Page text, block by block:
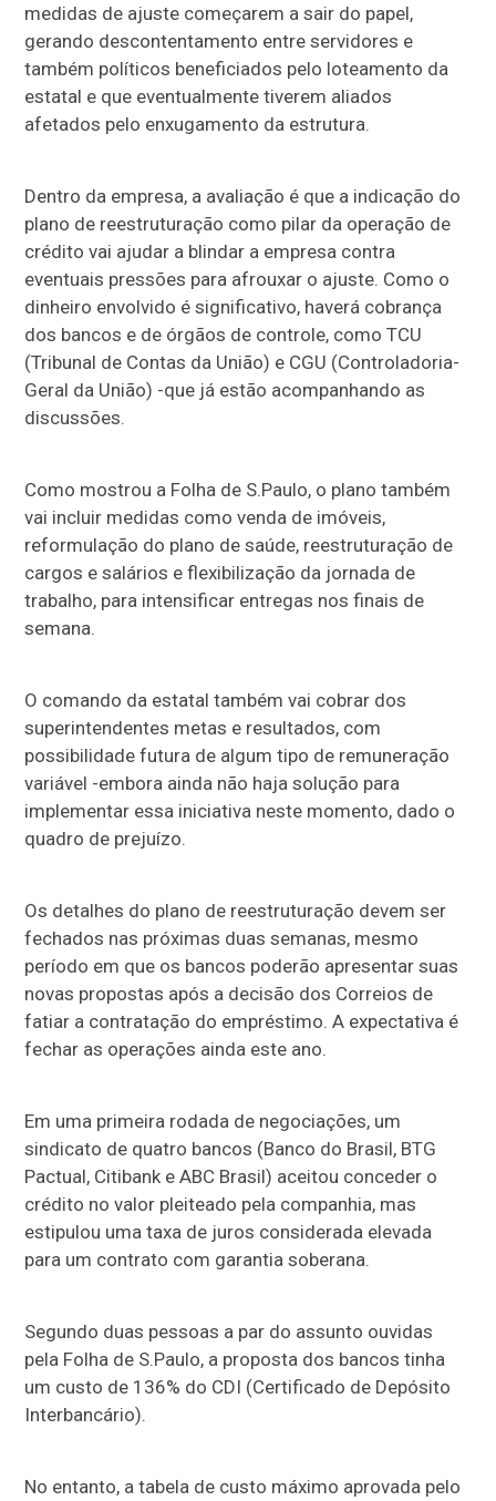
medidas de ajuste começarem a sair do papel,
gerando descontentamento entre servidores e
também políticos beneficiados pelo loteamento da
estatal e que eventualmente tiverem aliados
afetados pelo enxugamento da estrutura.
Dentro da empresa, a avaliação é que a indicação do
plano de reestruturação como pilar da operação de
crédito vai ajudar a blindar a empresa contra
eventuais pressões para afrouxar o ajuste. Como o
dinheiro envolvido é significativo, haverá cobrança
dos bancos e de órgãos de controle, como TCU
(Tribunal de Contas da União) e CGU (Controladoria-
Geral da União) -que já estão acompanhando as
discussões.
Como mostrou a Folha de S.Paulo, o plano também
vai incluir medidas como venda de imóveis,
reformulação do plano de saúde, reestruturação de
cargos e salários e flexibilização da jornada de
trabalho, para intensificar entregas nos finais de
semana.
O comando da estatal também vai cobrar dos
superintendentes metas e resultados, com
possibilidade futura de algum tipo de remuneração
variável -embora ainda não haja solução para
implementar essa iniciativa neste momento, dado o
quadro de prejuízo.
Os detalhes do plano de reestruturação devem ser
fechados nas próximas duas semanas, mesmo
período em que os bancos poderão apresentar suas
novas propostas após a decisão dos Correios de
fatiar a contratação do empréstimo. A expectativa é
fechar as operações ainda este ano.
Em uma primeira rodada de negociações, um
sindicato de quatro bancos (Banco do Brasil, BTG
Pactual, Citibank e ABC Brasil) aceitou conceder o
crédito no valor pleiteado pela companhia, mas
estipulou uma taxa de juros considerada elevada
para um contrato com garantia soberana.
Segundo duas pessoas a par do assunto ouvidas
pela Folha de S.Paulo, a proposta dos bancos tinha
um custo de 136% do CDI (Certificado de Depósito
Interbancário).
No entanto, a tabela de custo máximo aprovada pelo